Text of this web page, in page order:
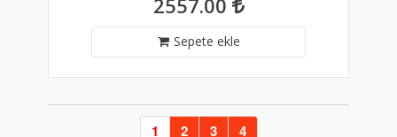
2557.00
Sepete ekle
1 2 3 4